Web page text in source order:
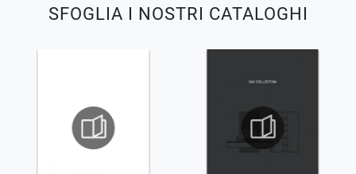
SFOGLIA I NOSTRI CATALOGHI